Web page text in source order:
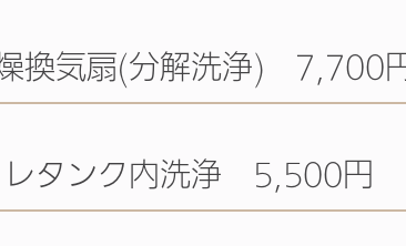
換気扇(分解洗浄) 7,700
レタンク内洗浄 5,500円